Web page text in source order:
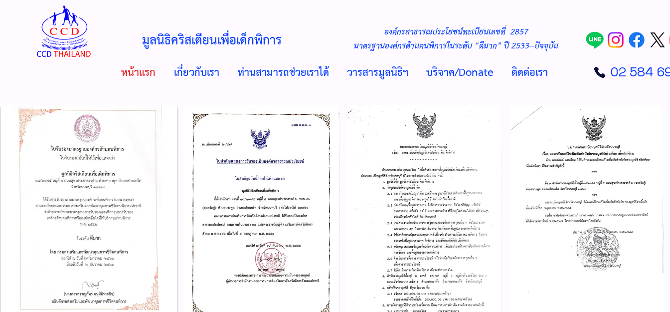
มูลนิธิคริสเตียนเพื่อเด็กพิการ
องค์กรสาธารณประโยชน์ทะเบียนเลขที่ 2857
มาตรฐานองค์กรด้านคนพิการในระดับ “ดีมาก” ปี 2533--ปัจจุบัน
หน้าแรก เกี่ยวกับเรา ท่านสามารถช่วยเราได้ วารสารมูลนิธิฯ บริจาค/Donate ติดต่อเรา 02 584